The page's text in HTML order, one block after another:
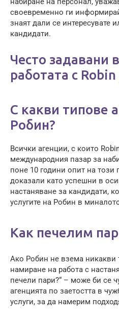
своевременно ги
знаят дали се интересувате
кандидати.
Често задавани
работата с
С какви типове
Робин?
Всички агенции, с които
международния пазар за
поне 10 години опит на този
доказали като успешни в
настаняване за кандидати,
услугите на Робин в
Как печелим
Ако Робин не взема никакви
намиране на работа с
печели пари?“ – може би се
агенцията по заетостта в
услуги, за да намерим